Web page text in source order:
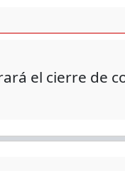
el cierre de